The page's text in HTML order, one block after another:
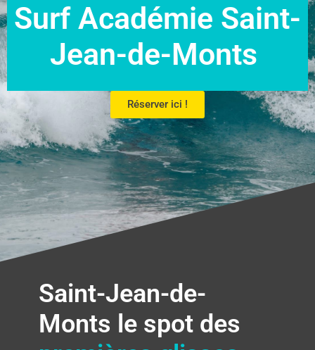
Surf Académie Saint-
Jean-de-Monts
Réserver ici !
Saint-Jean-de-
Monts le spot des